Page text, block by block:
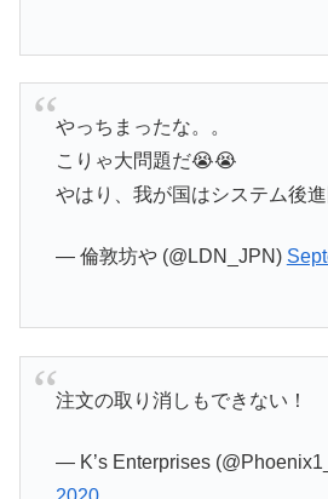
やっちまったな。。
こりゃ大問題だ😭😭
やはり、我が国はシステム後
— 倫敦坊や (@LDN_JPN)
注文の取り消しもできない！
— K’s Enterprises